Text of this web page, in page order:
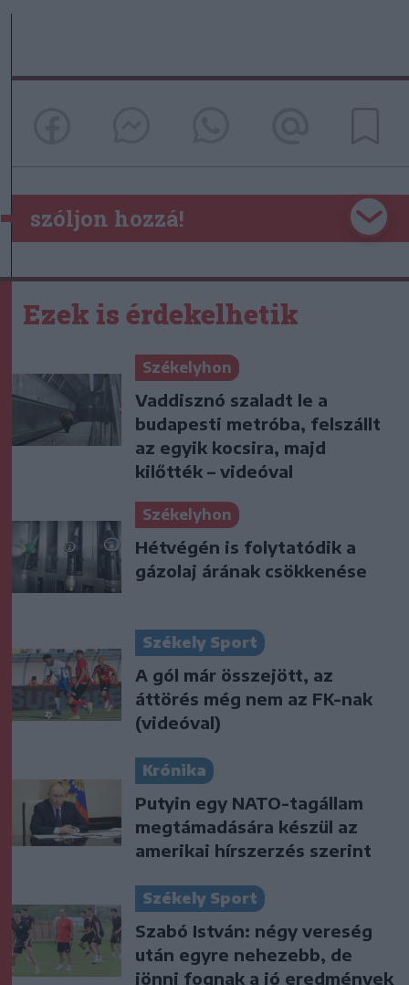
szóljon hozzá!
Ezek is érdekelhetik
Székelyhon
Vaddisznó szaladt le a
budapesti metróba, felszállt
az egyik kocsira, majd
kilőtték – videóval
Székelyhon
Hétvégén is folytatódik a
gázolaj árának csökkenése
Székely Sport
A gól már összejött, az
áttörés még nem az FK-nak
(videóval)
Krónika
Putyin egy NATO-tagállam
megtámadására készül az
amerikai hírszerzés szerint
Székely Sport
Szabó István: négy vereség
után egyre nehezebb, de
jönni fognak a jó eredmények